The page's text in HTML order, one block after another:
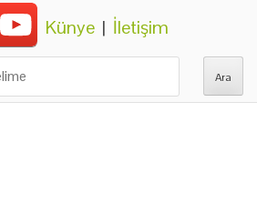
Künye | İletişim